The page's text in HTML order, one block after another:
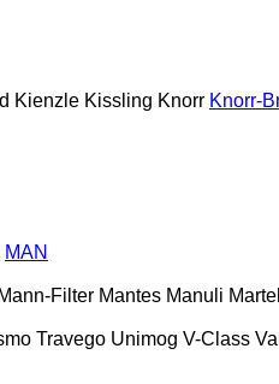
Kienzle Kissling Knorr Knorr-
MAN
Mann-Filter Mantes Manuli
Travego Unimog V-Class